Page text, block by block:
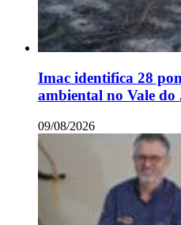
Imac identifica 28
ambiental no Vale
09/08/2026